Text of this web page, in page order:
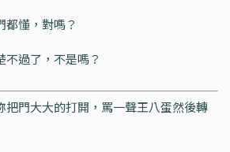
都懂，對嗎？
過了，不是嗎？
把門大大的打開，罵一聲王八蛋然後轉